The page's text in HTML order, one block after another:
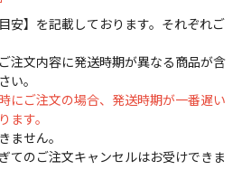
安】を記載しております。それぞれご
注文内容に発送時期が異なる商品が含
い。
にご注文の場合、発送時期が一番遅い
ます。
せん。
てのご注文キャンセルはお受けできま